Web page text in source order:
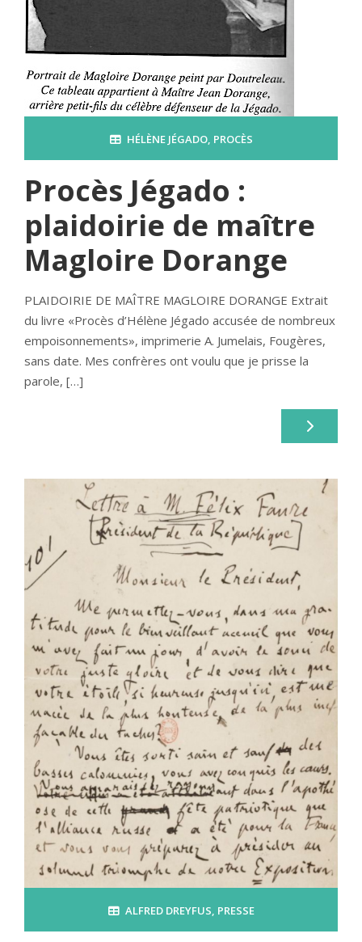
HÉLÈNE JÉGADO, PROCÈS
Procès Jégado :
plaidoirie de maître
Magloire Dorange
PLAIDOIRIE DE MAÎTRE MAGLOIRE DORANGE Extrait
du livre «Procès d’Hélène Jégado accusée de nombreux
empoisonnements», imprimerie A. Jumelais, Fougères,
sans date. Mes confrères ont voulu que je prisse la
parole, […]
ALFRED DREYFUS, PRESSE